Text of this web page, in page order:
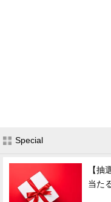
Special
【抽
当た